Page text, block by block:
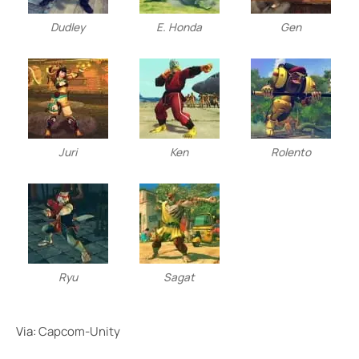
Dudley E. Honda Gen
Juri Ken Rolento
Ryu Sagat
Via:Capcom-Unity